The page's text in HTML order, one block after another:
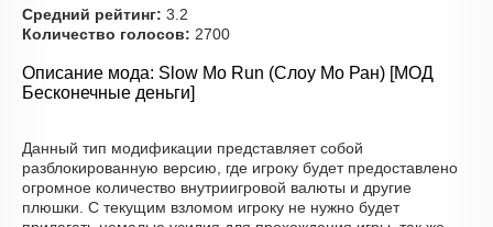
Средний рейтинг: 3.2
Количество голосов: 2700
Описание мода: Slow Mo Run (Слоу Мо Ран) [МОД
Бесконечные деньги]
Данный тип модификации представляет собой
разблокированную версию, где игроку будет предоставлено
огромное количество внутриигровой валюты и другие
плюшки. С текущим взломом игроку не нужно будет